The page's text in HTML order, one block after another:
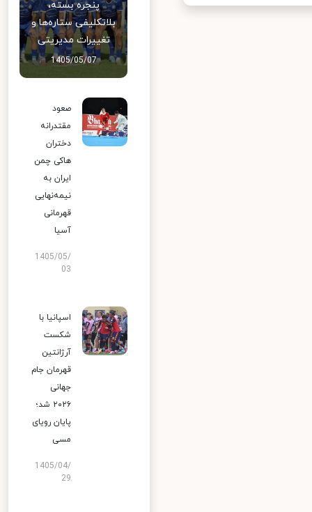
پنجره بسته،
بلاتکلیفی ستاره‌ها و
تغییرات مدیریتی
1405/05/07
صعود
مقتدرانه
دختران
هاکی چمن
ایران به
نیمه‌نهایی
قهرمانی
آسیا
1405/05/
03
اسپانیا با
شکست
آرژانتین
قهرمان جام
جهانی
۲۰۲۶ شد؛
پایان رویای
مسی
1405/04/
29